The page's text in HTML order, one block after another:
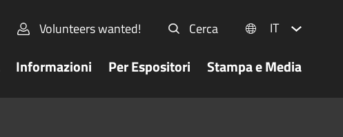
Volunteers wanted! Cerca IT
Informazioni Per Espositori Stampa e Media